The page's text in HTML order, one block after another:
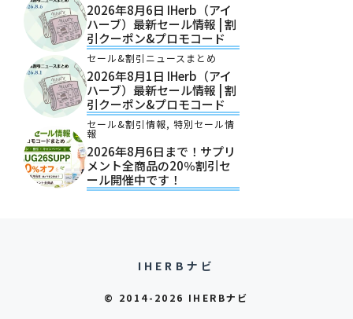
2026年8月6日 IHerb（アイ
ハーブ）最新セール情報 | 割
引クーポン&プロモコード
セール&割引ニュースまとめ
2026年8月1日 IHerb（アイ
ハーブ）最新セール情報 | 割
引クーポン&プロモコード
セール&割引情報, 特別セール情
報
2026年8月6日まで！サプリ
メント全商品の20％割引セ
ール開催中です！
IHERBナビ
© 2014-2026 IHERBナビ